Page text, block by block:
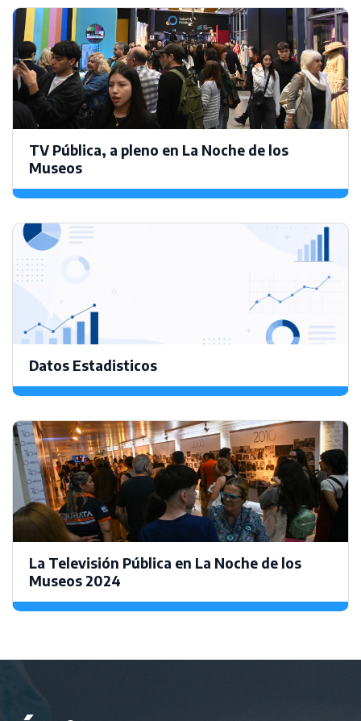
TV Pública, a pleno en La Noche de los
Museos
Datos Estadisticos
La Televisión Pública en La Noche de los
Museos 2024